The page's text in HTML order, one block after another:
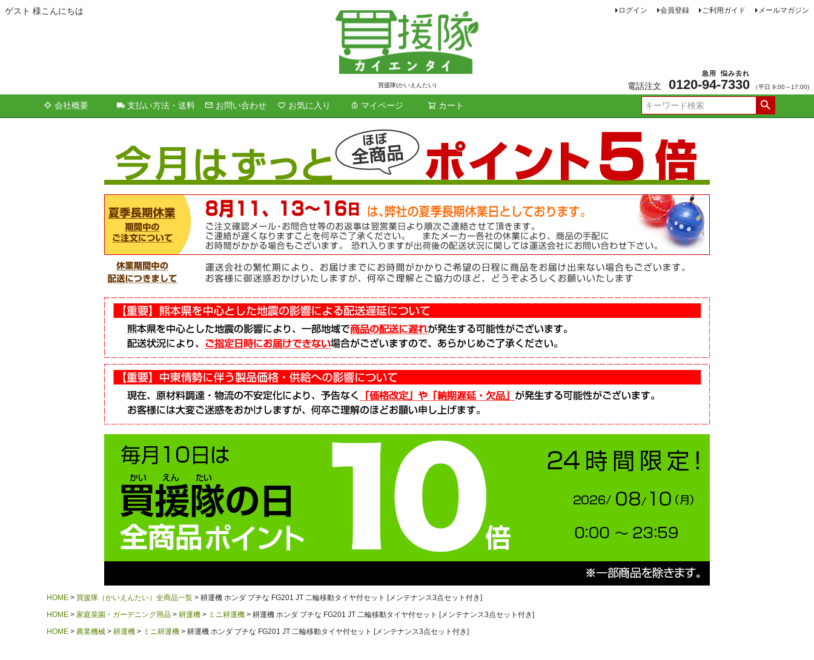
ゲスト 様こんにちは
買援隊(かいえんたい)
ログイン 会員登録 ご利用ガイド メールマガジン
電話注文 0120-94
急用
-7330
悩み去れ
（平日 9:00～17:00)
会社概要 支払い方法・送料 お問い合わせ お気に入り マイページ カート
検索
HOME 買援隊（かいえんたい）全商品一覧
耕運機 ホンダ プチな FG201 JT 二輪移動タイヤ付セット [メンテナンス3点セット付き]
HOME
家庭菜園・ガーデニング用品 耕運機 ミニ耕運機
耕運機 ホンダ プチな FG201 JT 二輪移動タイヤ付セット [メンテナンス3点セット付き]
HOME
農業機械 耕運機 ミニ耕運機 耕運機 ホンダ プチな FG201 JT 二輪移動タイヤ付セット [メンテナンス3点セット付き]